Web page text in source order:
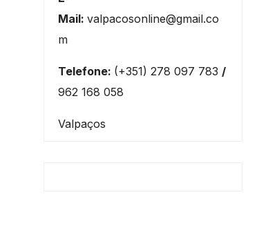
Mail: valpacosonline@gmail.co
m
Telefone: (+351) 278 097 783 /
962 168 058
Valpaços